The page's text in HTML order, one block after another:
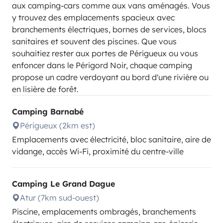
aux camping-cars comme aux vans aménagés. Vous
y trouvez des emplacements spacieux avec
branchements électriques, bornes de services, blocs
sanitaires et souvent des piscines. Que vous
souhaitiez rester aux portes de Périgueux ou vous
enfoncer dans le Périgord Noir, chaque camping
propose un cadre verdoyant au bord d'une rivière ou
en lisière de forêt.
Camping Barnabé
Périgueux (2km est)
Emplacements avec électricité, bloc sanitaire, aire de
vidange, accès Wi-Fi, proximité du centre-ville
Camping Le Grand Dague
Atur (7km sud-ouest)
Piscine, emplacements ombragés, branchements